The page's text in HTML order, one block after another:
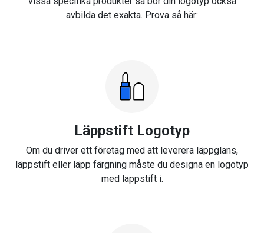
avbilda det exakta. Prova så här:
Läppstift Logotyp
Om du driver ett företag med att leverera läppglans,
läppstift eller läpp färgning måste du designa en logotyp
med läppstift i.